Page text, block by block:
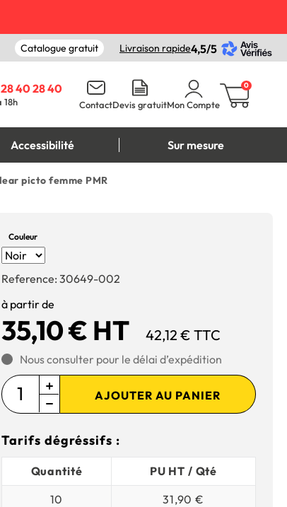
Catalogue gratuit Livraison rapide4,5/5
40 28 40
18h ContactDevis gratuitMon Compte
0
Accessibilité Sur mesure
picto femme PMR
Couleur
Reference: 30649-002
à partir de
35,10 € HT 42,12 € TTC
Nous consulter pour le délai d’expédition
AJOUTER AU PANIER
Tarifs dégréssifs :
Quantité
PU HT / Qté
10
31,90 €